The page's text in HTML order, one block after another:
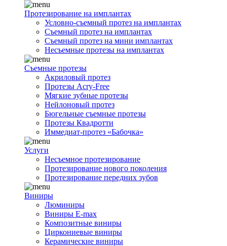
Протезирование на имплантах
Условно-съемный протез на имплантах
Съемный протез на имплантах
Съемный протез на мини имплантах
Несъемные протезы на имплантах
Съемные протезы
Акриловый протез
Протезы Acry-Free
Мягкие зубные протезы
Нейлоновый протез
Бюгельные съемные протезы
Протезы Квадротти
Иммедиат-протез «Бабочка»
Услуги
Несъемное протезирование
Протезирование нового поколения
Протезирование передних зубов
Виниры
Люминиры
Виниры E-max
Композитные виниры
Циркониевые виниры
Керамические виниры